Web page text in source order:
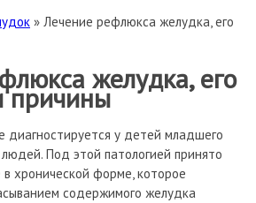
» Лечение рефлюкса желудка, его
желудка, его
причины
у детей младшего
Под этой патологией принято
хронической форме, которое
содержимого желудка